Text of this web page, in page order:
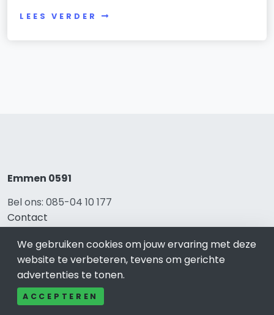
LEES VERDER
Emmen 0591
Bel ons: 085-04 10 177
Contact
Over ons
Cookieverklaring
Avg
Privacy
We gebruiken cookies om jouw ervaring met deze
website te verbeteren, tevens om gerichte
advertenties te tonen.
ACCEPTEREN